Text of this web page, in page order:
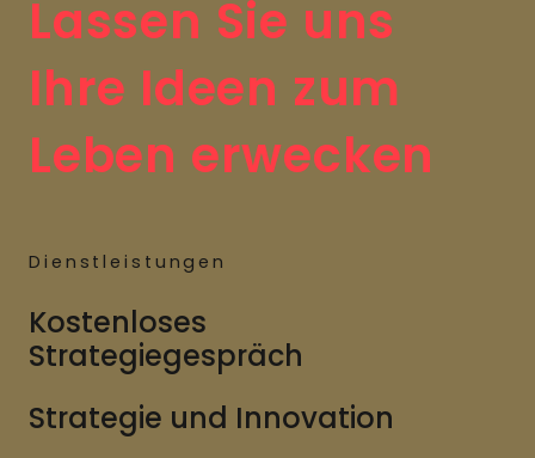
Lassen Sie uns
Ihre Ideen zum
Leben erwecken
Dienstleistungen
Kostenloses
Strategiegespräch
Strategie und Innovation